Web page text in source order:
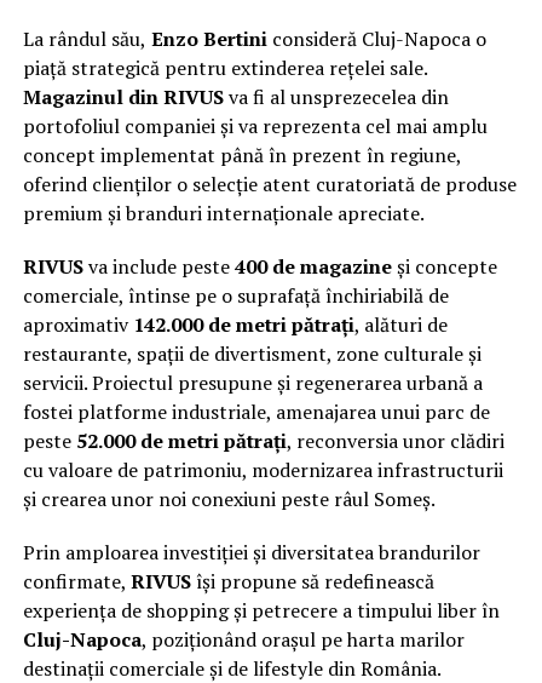
La rândul său, Enzo Bertiniconsideră Cluj-Napoca o
piață strategică pentru extinderea rețelei sale.
Magazinul din RIVUSva fi al unsprezecelea din
portofoliul companiei și va reprezenta cel mai amplu
concept implementat până în prezent în regiune,
oferind clienților o selecție atent curatoriată de produse
premium și branduri internaționale apreciate.
RIVUSva include peste400 de magazineși concepte
comerciale, întinse pe o suprafață închiriabilă de
aproximativ 142.000 de metri pătrați, alături de
restaurante, spații de divertisment, zone culturale și
servicii. Proiectul presupune și regenerarea urbană a
fostei platforme industriale, amenajarea unui parc de
peste 52.000 de metri pătrați, reconversia unor clădiri
cu valoare de patrimoniu, modernizarea infrastructurii
și crearea unor noi conexiuni peste râul Someș.
Prin amploarea investiției și diversitatea brandurilor
confirmate, RIVUSîși propune să redefinească
experiența de shopping și petrecere a timpului liber în
Cluj-Napoca, poziționând orașul pe harta marilor
destinații comerciale și de lifestyle din România.